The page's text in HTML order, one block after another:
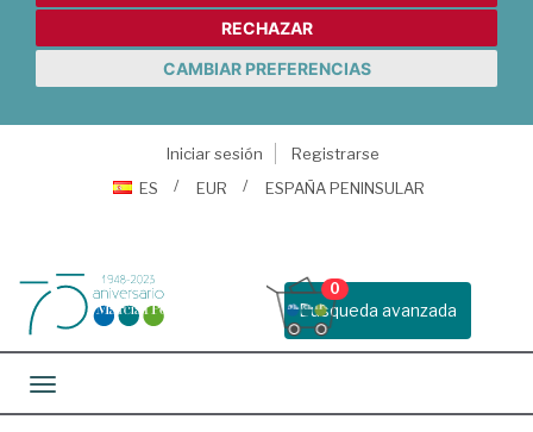
RECHAZAR
CAMBIAR PREFERENCIAS
Iniciar sesión
Registrarse
ES
EUR ESPAÑA PENINSULAR
Busqueda avanzada
0
Toggle navigation